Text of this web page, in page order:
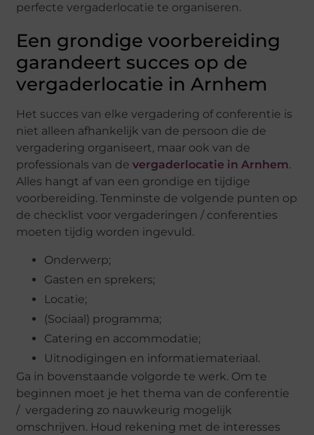
perfecte vergaderlocatie te organiseren.
Een grondige voorbereiding
garandeert succes op de
vergaderlocatie in Arnhem
Het succes van elke vergadering of conferentie is
niet alleen afhankelijk van de persoon die de
vergadering organiseert, maar ook van de
professionals van devergaderlocatie in Arnhem.
Alles hangt af van een grondige en tijdige
voorbereiding. Tenminste de volgende punten op
de checklist voor vergaderingen / conferenties
moeten tijdig worden ingevuld.
Onderwerp;
Gasten en sprekers;
Locatie;
(Sociaal) programma;
Catering en accommodatie;
Uitnodigingen en informatiemateriaal.
Ga in bovenstaande volgorde te werk. Om te
beginnen moet je het thema van de conferentie
/ vergadering zo nauwkeurig mogelijk
omschrijven. Houd rekening met de interesses